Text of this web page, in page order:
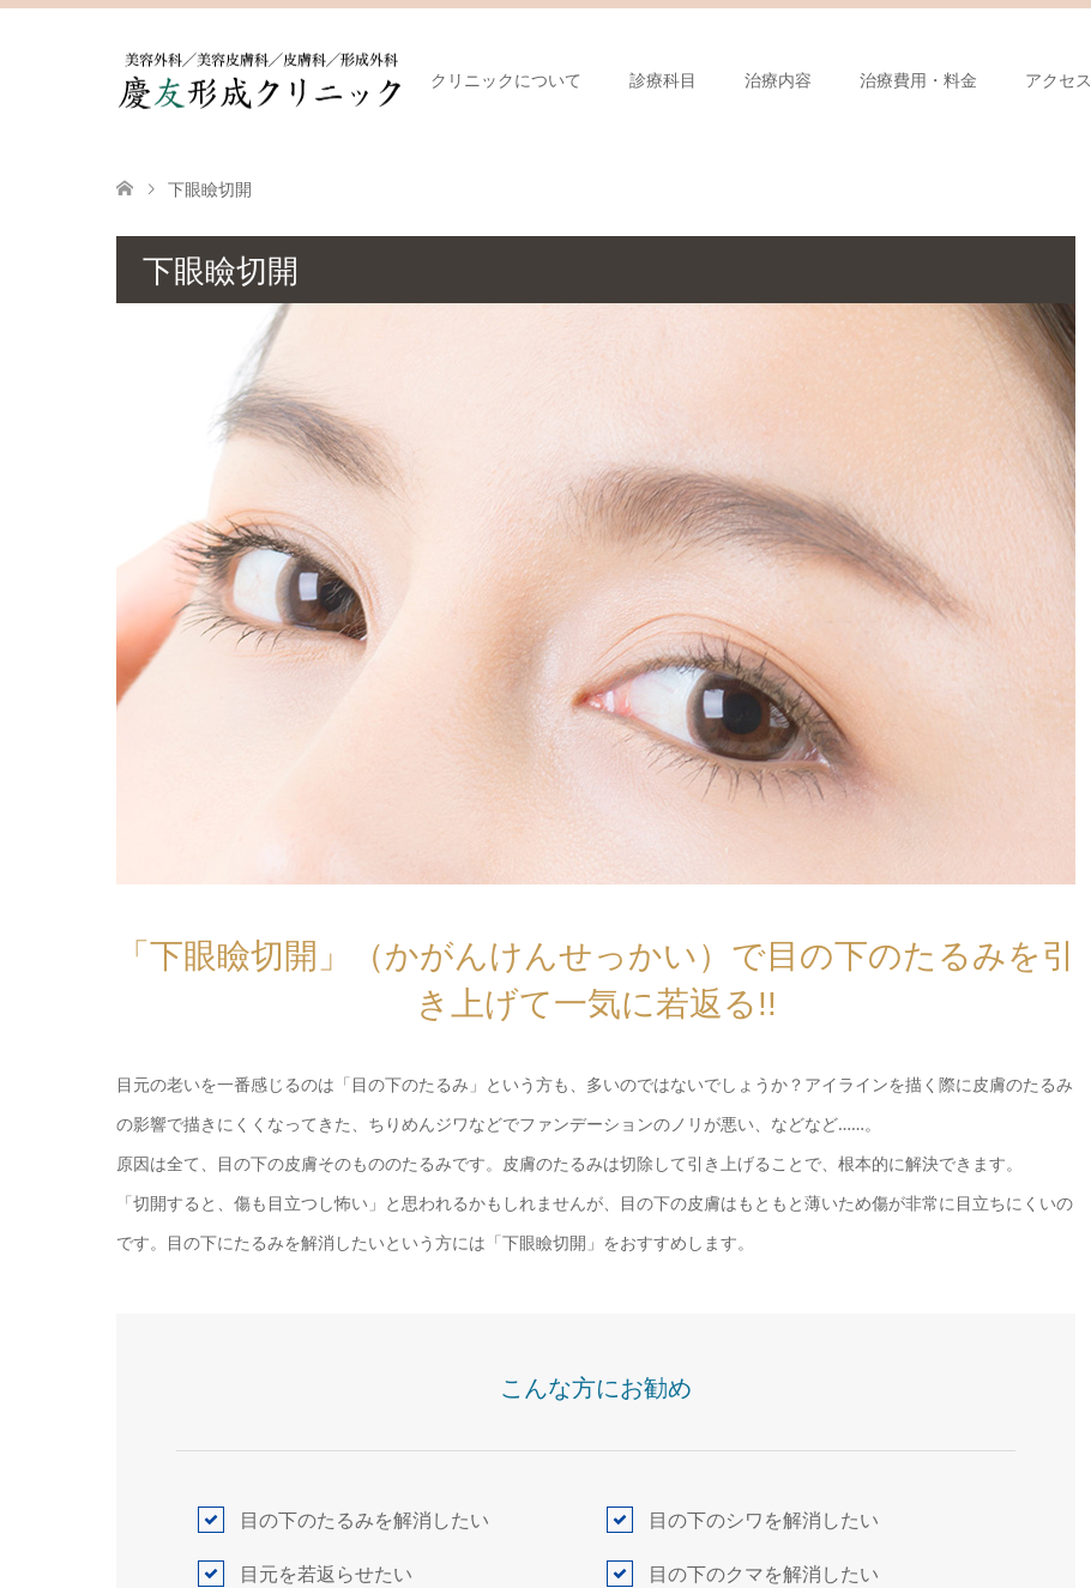
クリニックについて 診療科目 治療内容 治療費用・料金 アクセス
下眼瞼切開
下眼瞼切開
「下眼瞼切開」（かがんけんせっかい）で目の下のたるみを引
き上げて一気に若返る!!
目元の老いを一番感じるのは「目の下のたるみ」という方も、多いのではないでしょうか？アイラインを描く際に皮膚のたるみ
の影響で描きにくくなってきた、ちりめんジワなどでファンデーションのノリが悪い、などなど……。
原因は全て、目の下の皮膚そのもののたるみです。皮膚のたるみは切除して引き上げることで、根本的に解決できます。
「切開すると、傷も目立つし怖い」と思われるかもしれませんが、目の下の皮膚はもともと薄いため傷が非常に目立ちにくいの
です。目の下にたるみを解消したいという方には「下眼瞼切開」をおすすめします。
こんな方にお勧め
目の下のたるみを解消したい 目の下のシワを解消したい
目元を若返らせたい 目の下のクマを解消したい